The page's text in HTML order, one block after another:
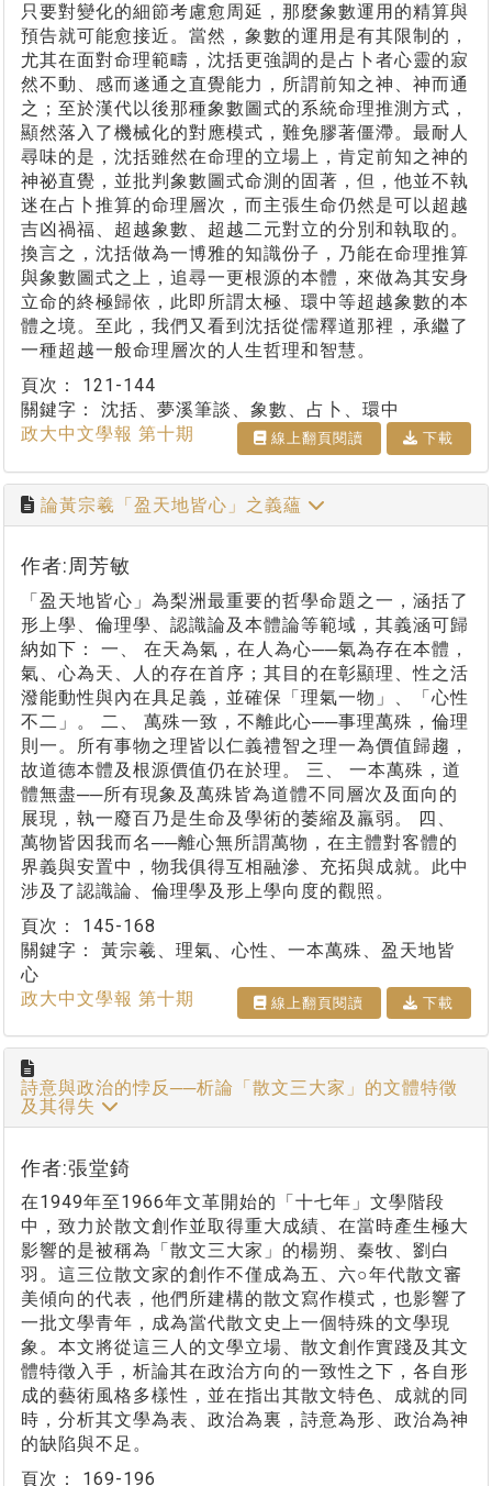
只要對變化的細節考慮愈周延，那麼象數運用的精算與
預告就可能愈接近。當然，象數的運用是有其限制的，
尤其在面對命理範疇，沈括更強調的是占卜者心靈的寂
然不動、感而遂通之直覺能力，所謂前知之神、神而通
之；至於漢代以後那種象數圖式的系統命理推測方式，
顯然落入了機械化的對應模式，難免膠著僵滯。最耐人
尋味的是，沈括雖然在命理的立場上，肯定前知之神的
神祕直覺，並批判象數圖式命測的固著，但，他並不執
迷在占卜推算的命理層次，而主張生命仍然是可以超越
吉凶禍福、超越象數、超越二元對立的分別和執取的。
換言之，沈括做為一博雅的知識份子，乃能在命理推算
與象數圖式之上，追尋一更根源的本體，來做為其安身
立命的終極歸依，此即所謂太極、環中等超越象數的本
體之境。至此，我們又看到沈括從儒釋道那裡，承繼了
一種超越一般命理層次的人生哲理和智慧。
頁次： 121-144
關鍵字： 沈括、夢溪筆談、象數、占卜、環中
政大中文學報 第十期
線上翻⾴閱讀 下載
論黃宗羲「盈天地皆心」之義蘊
作者:周芳敏
「盈天地皆心」為梨洲最重要的哲學命題之一，涵括了
形上學、倫理學、認識論及本體論等範域，其義涵可歸
納如下： 一、 在天為氣，在人為心──氣為存在本體，
氣、心為天、人的存在首序；其目的在彰顯理、性之活
潑能動性與內在具足義，並確保「理氣一物」、「心性
不二」。 二、 萬殊一致，不離此心──事理萬殊，倫理
則一。所有事物之理皆以仁義禮智之理一為價值歸趨，
故道德本體及根源價值仍在於理。 三、 一本萬殊，道
體無盡──所有現象及萬殊皆為道體不同層次及面向的
展現，執一廢百乃是生命及學術的萎縮及羸弱。 四、
萬物皆因我而名──離心無所謂萬物，在主體對客體的
界義與安置中，物我俱得互相融滲、充拓與成就。此中
涉及了認識論、倫理學及形上學向度的觀照。
頁次： 145-168
關鍵字： 黃宗羲、理氣、心性、一本萬殊、盈天地皆
心
政大中文學報 第十期
線上翻⾴閱讀 下載
詩意與政治的悖反──析論「散文三大家」的文體特徵
及其得失
作者:張堂錡
在1949年至1966年文革開始的「十七年」文學階段
中，致力於散文創作並取得重大成績、在當時產生極大
影響的是被稱為「散文三大家」的楊朔、秦牧、劉白
羽。這三位散文家的創作不僅成為五、六○年代散文審
美傾向的代表，他們所建構的散文寫作模式，也影響了
一批文學青年，成為當代散文史上一個特殊的文學現
象。本文將從這三人的文學立場、散文創作實踐及其文
體特徵入手，析論其在政治方向的一致性之下，各自形
成的藝術風格多樣性，並在指出其散文特色、成就的同
時，分析其文學為表、政治為裏，詩意為形、政治為神
的缺陷與不足。
頁次： 169-196